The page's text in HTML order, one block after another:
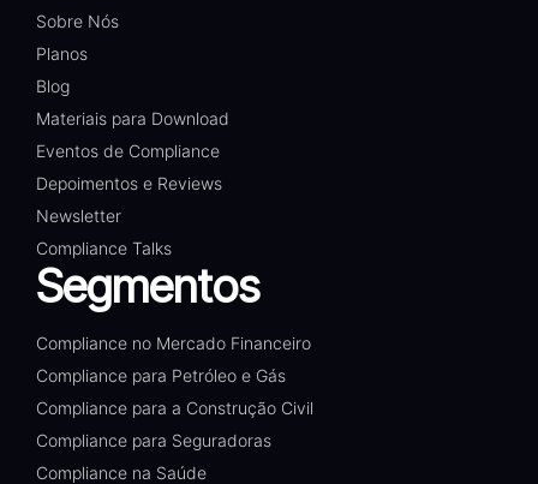
Sobre Nós
Planos
Blog
Materiais para Download
Eventos de Compliance
Depoimentos e Reviews
Newsletter
Compliance Talks
Segmentos
Compliance no Mercado Financeiro
Compliance para Petróleo e Gás
Compliance para a Construção Civil
Compliance para Seguradoras
Compliance na Saúde